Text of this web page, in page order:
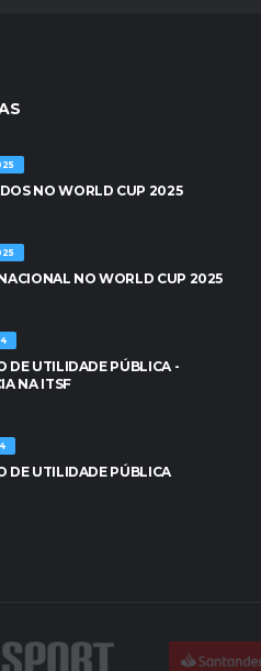
NO WORLD CUP 2025
NO WORLD CUP 2025
DE UTILIDADE PÚBLICA -
NA ITSF
DE UTILIDADE PÚBLICA